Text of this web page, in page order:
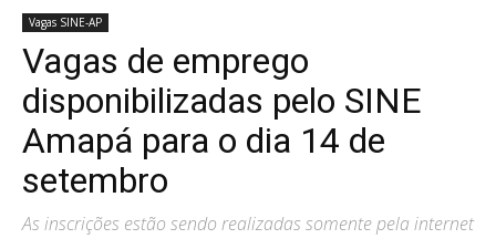
Vagas SINE-AP
Vagas de emprego
disponibilizadas pelo SINE
Amapá para o dia 14 de
setembro
As inscrições estão sendo realizadas somente pela internet